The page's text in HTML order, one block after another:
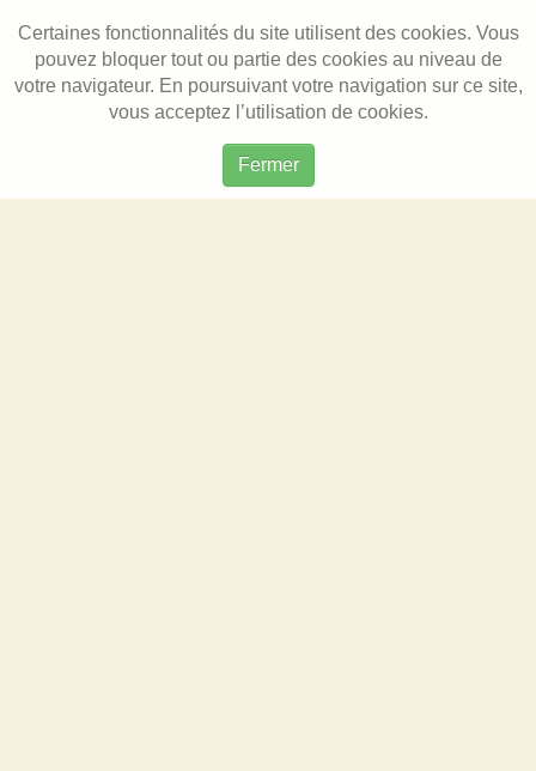
Certaines fonctionnalités du site utilisent des cookies. Vous
pouvez bloquer tout ou partie des cookies au niveau de
votre navigateur. En poursuivant votre navigation sur ce site,
vous acceptez l’utilisation de cookies.
Fermer